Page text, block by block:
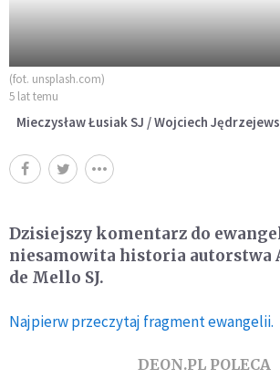
(fot. unsplash.com)
5 lat temu
Mieczysław Łusiak SJ / Wojciech
Dzisiejszy komentarz do
niesamowita historia autorstwa
de Mello SJ.
Najpierw przeczytaj fragment ewangelii.
DEON.PL POLECA